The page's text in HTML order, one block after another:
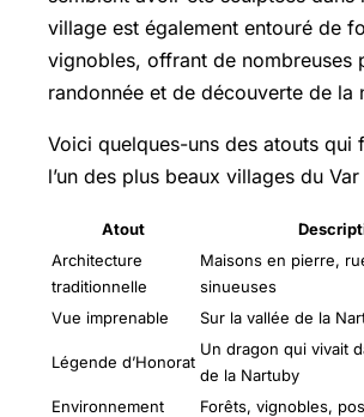
village est également entouré de
vignobles, offrant de nombreuses
randonnée et de découverte de la
Voici quelques-uns des atouts qui
l’un des plus beaux villages du Var
Atout
Architecture
traditionnelle
Maisons en pierre,
sinueuses
Vue imprenable
Sur la vallée de la
Légende d’Honorat
Un dragon qui vivait
de la Nartuby
Environnement
Forêts, vignobles,